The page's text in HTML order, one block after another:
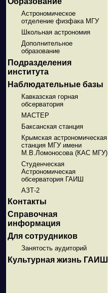
Астрономическое
отделение физфака МГУ
Школьная астрономия
Дополнительное
образование
Подразделения
института
Наблюдательные базы
Кавказская горная
обсерватория
МАСТЕР
Баксанская станция
Крымская астрономическая
станция МГУ имени
М.В.Ломоносова (КАС МГУ)
Студенческая
Астрономическая
обсерватория ГАИШ
АЗТ-2
Контакты
Справочная
информация
Для сотрудников
Занятость аудиторий
Культурная жизнь ГАИШ